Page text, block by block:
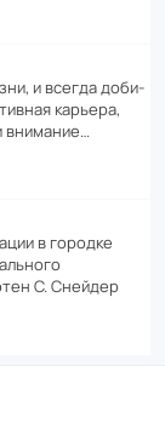
и всегда доби­
карьера,
внимание…
в городке
С. Снейдер